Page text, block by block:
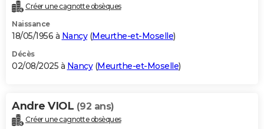
Créer une cagnotte obsèques
Naissance
18/05/1956 à Nancy(Meurthe-et-Moselle)
Décès
02/08/2025 à Nancy(Meurthe-et-Moselle)
Andre VIOL (92 ans)
Créer une cagnotte obsèques